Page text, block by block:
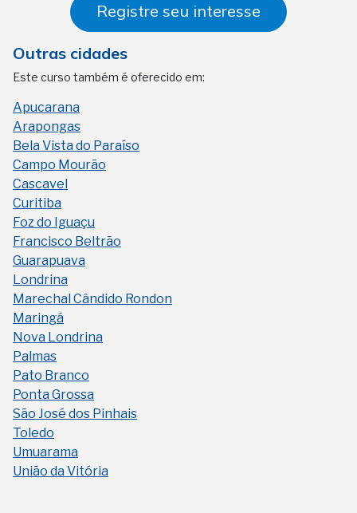
Registre seu interesse
Outras cidades
Este curso também é oferecido em:
Apucarana
Arapongas
Bela Vista do Paraíso
Campo Mourão
Cascavel
Curitiba
Foz do Iguaçu
Francisco Beltrão
Guarapuava
Londrina
Marechal Cândido Rondon
Maringá
Nova Londrina
Palmas
Pato Branco
Ponta Grossa
São José dos Pinhais
Toledo
Umuarama
União da Vitória